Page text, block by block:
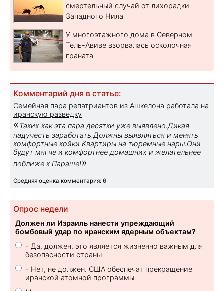
смертельный случай от лихорадки
Западного Нила
У многоэтажного дома в Северном
Тель-Авиве взорвалась осколочная
граната
Комментарий дня в статье:
Семейная пара репатриантов из Ашкелона работала на
иранскую разведку
«Таких как эта пара десятки уже выявлено.Дикая
падучесть заработать.Должны выявляться и менять
комфортные койки Квартиры на тюремные нары.Они
будут мягче и комфортнее домашних и желательнее
поближе к Параше!»
Средняя оценка комментария: 6
Опрос недели
Должен ли Израиль нанести упреждающий
бомбовый удар по иранским ядерным объектам?
- Да, должен, это является жизненно важным для
безопасности страны
- Нет, не должен. США обеспечат прекращение
иранской атомной программы